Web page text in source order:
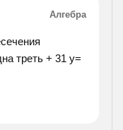
Алгебра
треть + 31 y=